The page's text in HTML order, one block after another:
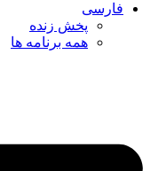
فارسی
پخش زنده
همه برنامه ها